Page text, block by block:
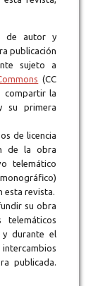
de autor y
publicación
sujeto a
(CC
compartir la
su primera
de licencia
de la obra
telemático
esta revista.
su obra
y durante el
publicada.